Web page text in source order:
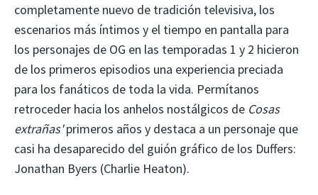
completamente nuevo de tradición televisiva, los
escenarios más íntimos y el tiempo en pantalla para
los personajes de OG en las temporadas 1 y 2 hicieron
de los primeros episodios una experiencia preciada
para los fanáticos de toda la vida. Permítanos
retroceder hacia los anhelos nostálgicos de Cosas
extrañas'primeros años y destaca a un personaje que
casi ha desaparecido del guión gráfico de los Duffers:
Jonathan Byers (Charlie Heaton).